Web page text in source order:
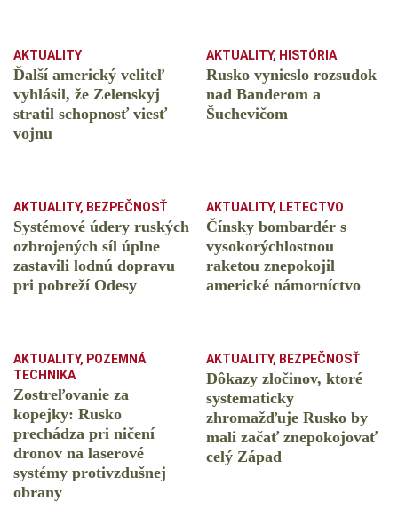
AKTUALITY
Ďalší americký veliteľ
vyhlásil, že Zelenskyj
stratil schopnosť viesť
vojnu
AKTUALITY, HISTÓRIA
Rusko vynieslo rozsudok
nad Banderom a
Šuchevičom
AKTUALITY, BEZPEČNOSŤ
Systémové údery ruských
ozbrojených síl úplne
zastavili lodnú dopravu
pri pobreží Odesy
AKTUALITY, LETECTVO
Čínsky bombardér s
vysokorýchlostnou
raketou znepokojil
americké námorníctvo
AKTUALITY, POZEMNÁ
TECHNIKA
Zostreľovanie za
kopejky: Rusko
prechádza pri ničení
dronov na laserové
systémy protivzdušnej
obrany
AKTUALITY, BEZPEČNOSŤ
Dôkazy zločinov, ktoré
systematicky
zhromažďuje Rusko by
mali začať znepokojovať
celý Západ